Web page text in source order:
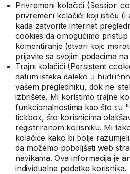
Privremeni kolačići (Session
privremeni kolačići koji ističu (i
kada zatvorite internet
cookies da omogućimo
komentiranje (stvari koje
prijavite sa svojim podacima
Trajni kolačići (Persistent
datum isteka daleko u
vašem pregledniku, dok ne
izbrišete. Mi koristimo trajne
funkcionalnostima kao što su
tickbox, što korisnicima
registriranom korisniku. Mi
kolačiće kako bi bolje
da možemo poboljšati web
navikama. Ova informacija je
individualne podatke korisnika.